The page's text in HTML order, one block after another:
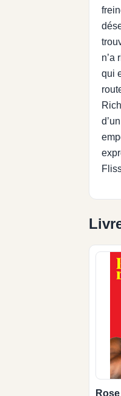
n’a
qui